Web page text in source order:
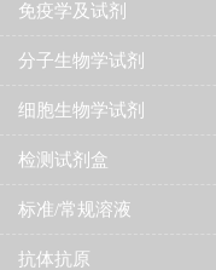
免疫学及试剂
分子生物学试剂
细胞生物学试剂
检测试剂盒
标准/常规溶液
抗体抗原